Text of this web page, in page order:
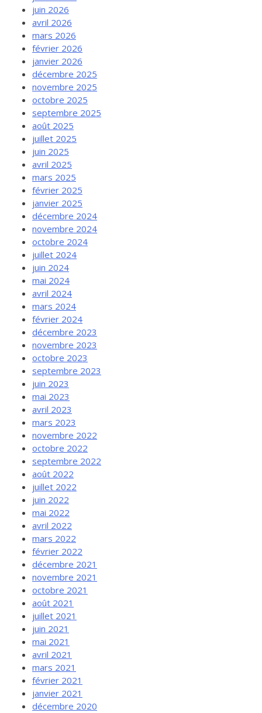
juin 2026
avril 2026
mars 2026
février 2026
janvier 2026
décembre 2025
novembre 2025
octobre 2025
septembre 2025
août 2025
juillet 2025
juin 2025
avril 2025
mars 2025
février 2025
janvier 2025
décembre 2024
novembre 2024
octobre 2024
juillet 2024
juin 2024
mai 2024
avril 2024
mars 2024
février 2024
décembre 2023
novembre 2023
octobre 2023
septembre 2023
juin 2023
mai 2023
avril 2023
mars 2023
novembre 2022
octobre 2022
septembre 2022
août 2022
juillet 2022
juin 2022
mai 2022
avril 2022
mars 2022
février 2022
décembre 2021
novembre 2021
octobre 2021
août 2021
juillet 2021
juin 2021
mai 2021
avril 2021
mars 2021
février 2021
janvier 2021
décembre 2020